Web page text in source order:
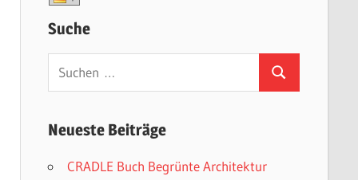
Suche
Suchen
nach:
Suchen
Neueste Beiträge
CRADLE Buch Begrünte Architektur